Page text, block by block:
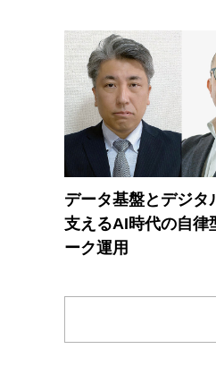
データ基盤とデジタ
支えるAI時代の自律
ーク運用